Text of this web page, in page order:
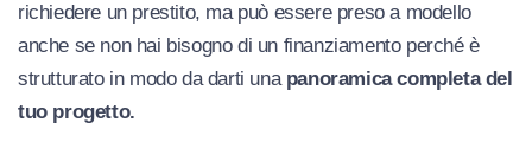
richiedere un prestito, ma può essere preso a modello
anche se non hai bisogno di un finanziamento perché è
strutturato in modo da darti una panoramica completa del
tuo progetto.